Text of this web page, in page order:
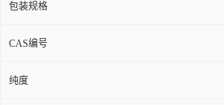
包装规格
CAS编号
纯度